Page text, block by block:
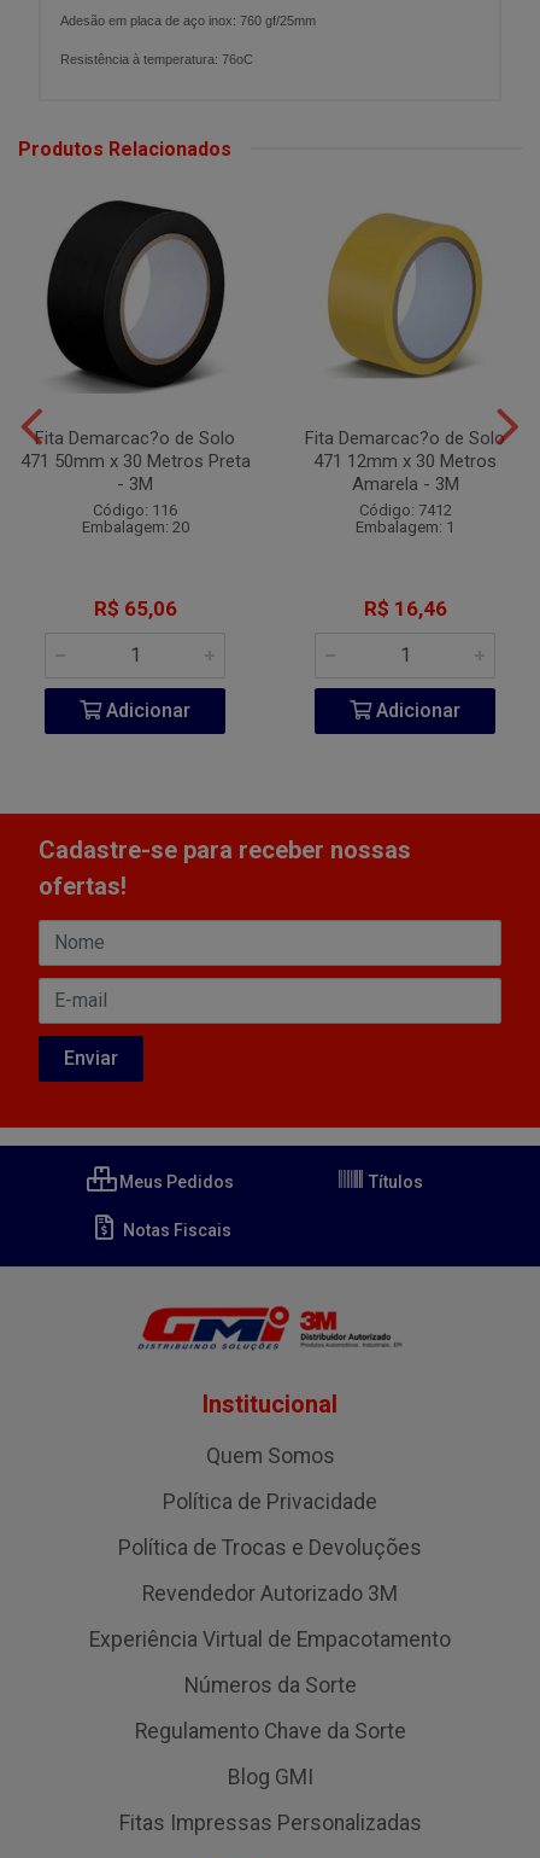
Adesão em placa de aço inox: 760 gf/25mm
Resistência à temperatura: 76oC
Produtos Relacionados
Fita Demarcac?o de Solo
471 50mm x 30 Metros Preta
- 3M
Código: 116
Embalagem: 20
R$ 65,06
Adicionar
Fita Demarcac?o de Solo
471 12mm x 30 Metros
Amarela - 3M
Código: 7412
Embalagem: 1
R$ 16,46
Adicionar
Cadastre-se para receber nossas
ofertas!
Meus Pedidos Títulos
Notas Fiscais
Institucional
Quem Somos
Política de Privacidade
Política de Trocas e Devoluções
Revendedor Autorizado 3M
Experiência Virtual de Empacotamento
Números da Sorte
Regulamento Chave da Sorte
Blog GMI
Fitas Impressas Personalizadas